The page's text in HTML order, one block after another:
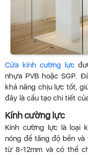
Cửa kính cường lực
nhựa PVB hoặc SGP.
khả năng chịu lực tốt,
đây là cấu tạo chi tiết
Kính cường lực
Kính cường lực là loại
nóng để tăng độ bền
từ 8-12mm và có thể